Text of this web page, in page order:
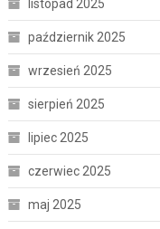
listopad 2025
październik 2025
wrzesień 2025
sierpień 2025
lipiec 2025
czerwiec 2025
maj 2025